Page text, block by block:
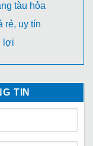
tàu hỏa
rẻ, uy tín
lợi
TIN